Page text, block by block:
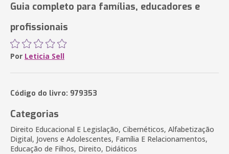
Guia completo para famílias, educadores e
profissionais
Por Leticia Sell
Código do livro: 979353
Categorias
Direito Educacional E Legislação, Cibernéticos, Alfabetização
Digital, Jovens e Adolescentes, Família E Relacionamentos,
Educação de Filhos, Direito, Didáticos